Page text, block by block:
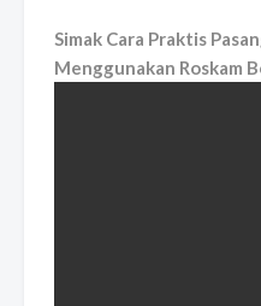
Simak Cara Praktis
Menggunakan Roskam